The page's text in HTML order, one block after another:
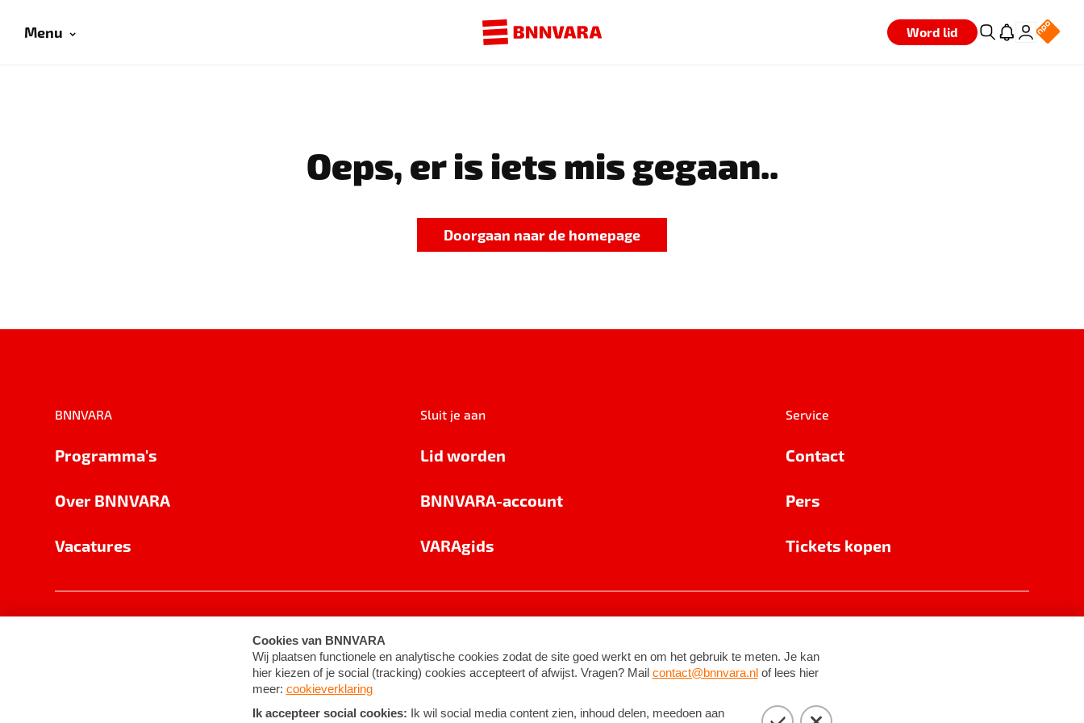
Menu Word lid
Oeps, er is iets mis gegaan..
Doorgaan naar de homepage
BNNVARA
Programma's
Over BNNVARA
Vacatures
Sluit je aan
Lid worden
BNNVARA-account
VARAgids
Service
Contact
Pers
Tickets kopen
Cookie-instellingen Algemene voorwaarden ©2026BNNVARA